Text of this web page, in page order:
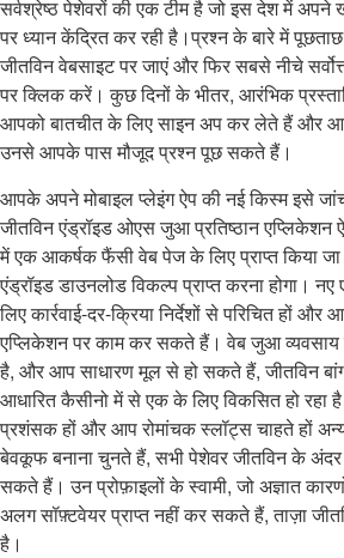
सर्वश्रेष्ठ पेशेवरों की एक टीम है जो इस देश में अपने
पर ध्यान केंद्रित कर रही है।प्रश्न के बारे में
जीतविन वेबसाइट पर जाएं और फिर सबसे नीचे
पर क्लिक करें। कुछ दिनों के भीतर, आरंभिक
आपको बातचीत के लिए साइन अप कर लेते हैं
उनसे आपके पास मौजूद प्रश्न पूछ सकते हैं।
आपके अपने मोबाइल प्लेइंग ऐप की नई किस्म इसे
जीतविन एंड्रॉइड ओएस जुआ प्रतिष्ठान
में एक आकर्षक फैंसी वेब पेज के लिए प्राप्त किया
एंड्रॉइड डाउनलोड विकल्प प्राप्त करना होगा।
लिए कार्रवाई-दर-क्रिया निर्देशों से परिचित हों
एप्लिकेशन पर काम कर सकते हैं। वेब जुआ व्यवसाय
है, और आप साधारण मूल से हो सकते हैं, जीतविन
आधारित कैसीनो में से एक के लिए विकसित हो रहा
प्रशंसक हों और आप रोमांचक स्लॉट्स चाहते हों
बेवकूफ बनाना चुनते हैं, सभी पेशेवर जीतविन के
सकते हैं। उन प्रोफ़ाइलों के स्वामी, जो अज्ञात
अलग सॉफ़्टवेयर प्राप्त नहीं कर सकते हैं, ताज़ा
है।